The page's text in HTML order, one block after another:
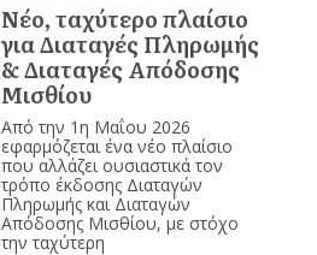
Νέο, ταχύτερο πλαίσιο
για Διαταγές Πληρωμής
& Διαταγές Απόδοσης
Μισθίου
Από την 1η Μαΐου 2026
εφαρμόζεται ένα νέο πλαίσιο
που αλλάζει ουσιαστικά τον
τρόπο έκδοσης Διαταγών
Πληρωμής και Διαταγών
Απόδοσης Μισθίου, με στόχο
την ταχύτερη